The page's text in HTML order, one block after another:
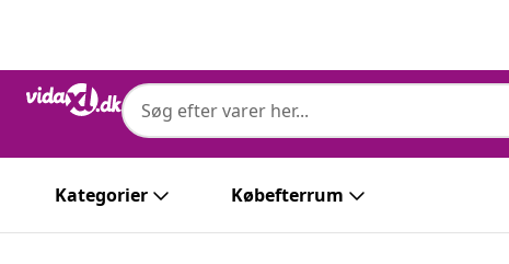
Kategorier Købefterrum